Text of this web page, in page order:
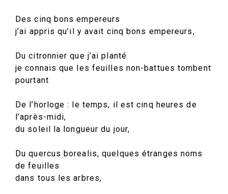
Des cinq bons empereurs
j’ai appris qu’il y avait cinq bons empereurs,
Du citronnier que j’ai planté
je connais que les feuilles non-battues tombent
pourtant
De l’horloge : le temps, il est cinq heures de
l’après-midi,
du soleil la longueur du jour,
Du quercus borealis, quelques étranges noms
de feuilles
dans tous les arbres,